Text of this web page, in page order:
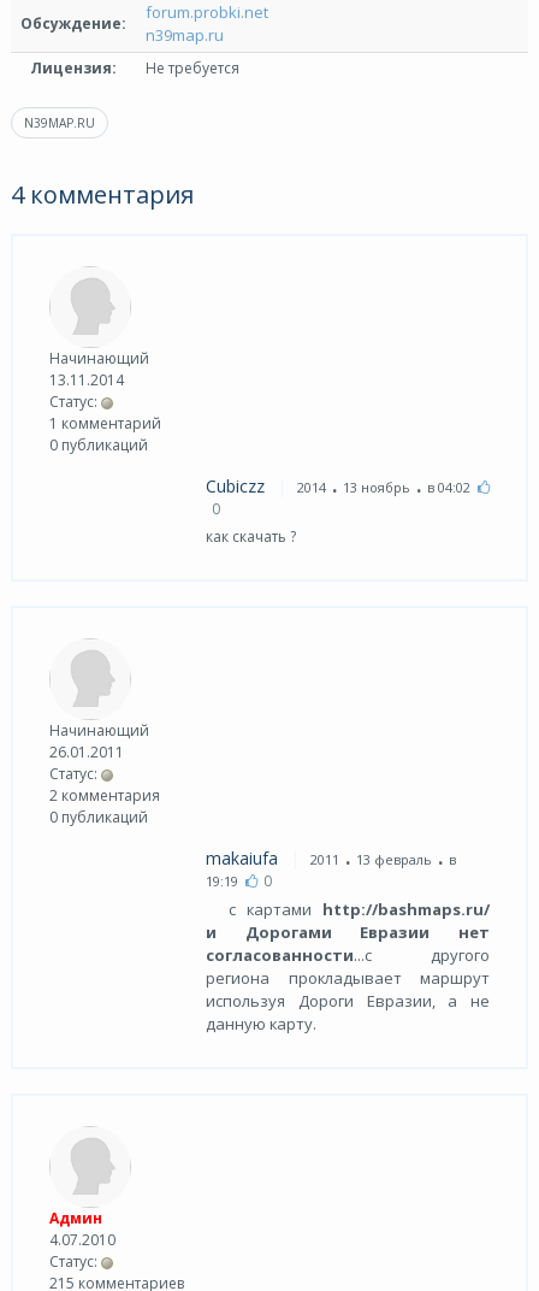
Обсуждение:
forum.probki.net
n39map.ru
Лицензия: Не требуется
N39MAP.RU
4 комментария
Начинающий
13.11.2014
Статус:
1 комментарий
0 публикаций
Cubiczz 2014 . 13 ноябрь . в 04:02
0
как скачать ?
Начинающий
26.01.2011
Статус:
2 комментария
0 публикаций
makaiufa 2011 . 13 февраль . в
19:19
0
с картами http://bashmaps.ru/
и Дорогами Евразии нет
согласованности...с другого
региона прокладывает маршрут
используя Дороги Евразии, а не
данную карту.
Админ
4.07.2010
Статус:
215 комментариев